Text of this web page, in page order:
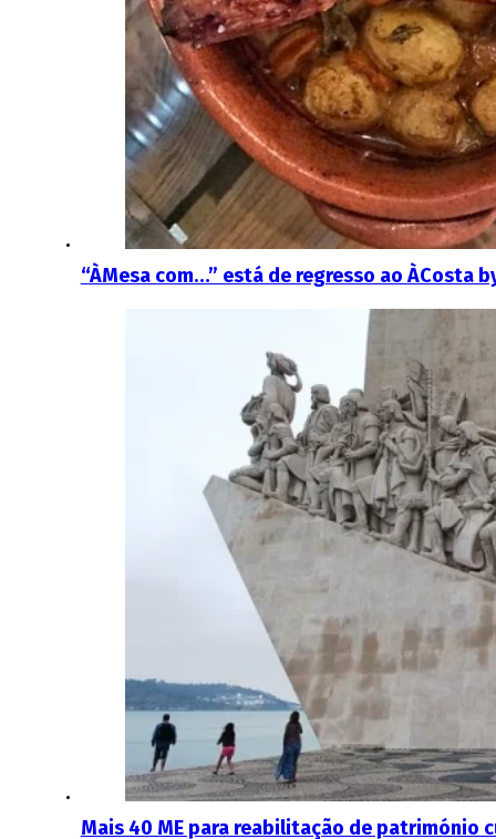
“ÀMesa com…” está de regresso ao ÀCosta
Mais 40 ME para reabilitação de património